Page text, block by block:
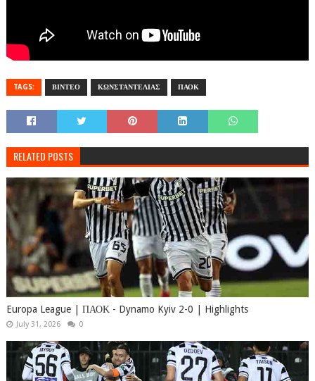
TAGS: ΒΙΝΤΕΟ ΚΩΝΣΤΑΝΤΕΛΙΑΣ ΠΑΟΚ
RELATED POSTS
Europa League | ΠΑΟΚ - Dynamo Kyiv 2-0 | Highlights
July 31, 2026 0